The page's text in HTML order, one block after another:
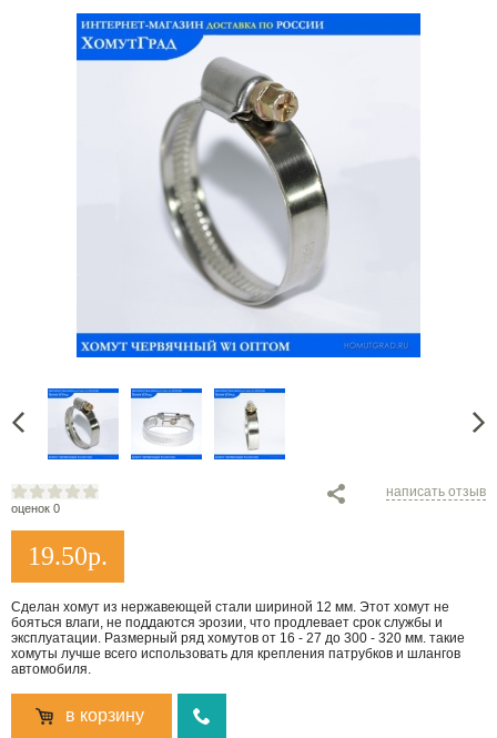
оценок 0
написать отзыв
19.50р.
Сделан хомут из нержавеющей стали шириной 12 мм. Этот хомут не
бояться влаги, не поддаются эрозии, что продлевает срок службы и
эксплуатации. Размерный ряд хомутов от 16 - 27 до 300 - 320 мм. такие
хомуты лучше всего использовать для крепления патрубков и шлангов
автомобиля.
в корзину